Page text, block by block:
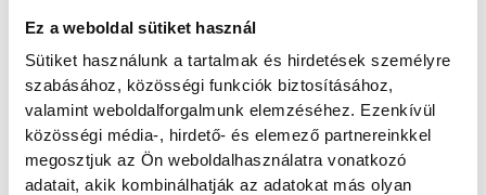
Ez a weboldal sütiket használ
Sütiket használunk a tartalmak és hirdetések személyre
szabásához, közösségi funkciók biztosításához,
valamint weboldalforgalmunk elemzéséhez. Ezenkívül
közösségi média-, hirdető- és elemező partnereinkkel
megosztjuk az Ön weboldalhasználatra vonatkozó
adatait, akik kombinálhatják az adatokat más olyan
TOVÁBBI CIKKEK
KÖZÉLET